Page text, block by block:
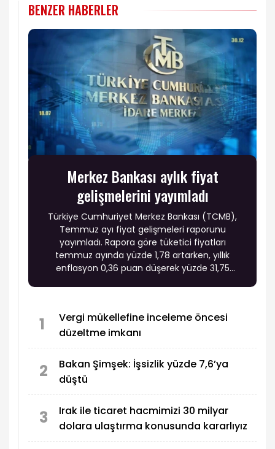
BENZER HABERLER
Merkez Bankası aylık fiyat
gelişmelerini yayımladı
Türkiye Cumhuriyet Merkez Bankası (TCMB),
Temmuz ayı fiyat gelişmeleri raporunu
yayımladı. Rapora göre tüketici fiyatları
temmuz ayında yüzde 1,78 artarken, yıllık
enflasyon 0,36 puan düşerek yüzde 31,75
görünümünde belirleyici oldu.
1
Vergi mükellefine inceleme öncesi
düzeltme imkanı
2
Bakan Şimşek: İşsizlik yüzde 7,6’ya
düştü
3
Irak ile ticaret hacmimizi 30 milyar
dolara ulaştırma konusunda kararlıyız